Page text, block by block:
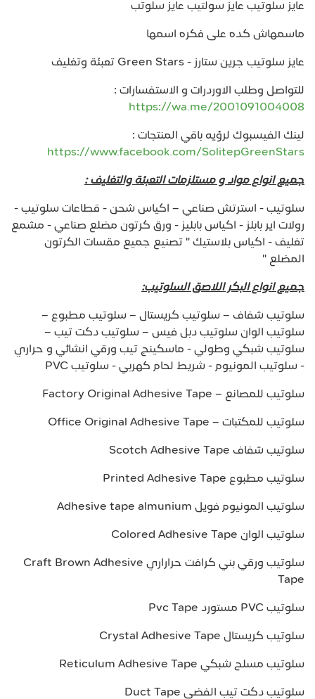
عايز سلوتيب عايز سولتيب عايز سلوتب
ماسمهاش كده على فكره اسمها
عايز سلوتيب جرين ستارز - Green Stars تعبئة وتغليف
للتواصل وطلب الاوردرات و الاستفسارات :
https://wa.me/2001091004008
لينك الفيسبوك لرؤيه باقي المنتجات :
https://www.facebook.com/SolitepGreenStars
جميع انواع مواد و مستلزمات التعبئة والتغليف :
سلوتيب - استرتش صناعي – اكياس شحن - قطاعات سلوتيب -
رولات اير بابلز - اكياس بابليز - ورق كرتون مضلع صناعي - مشمع
تغليف - اكياس بلاستيك " تصنيع جميع مقسات الكرتون
المضلع "
جميع انواع البكر اللاصق السلوتيب:
سلوتيب شفاف – سلوتيب كريستال – سلوتيب مطبوع –
سلوتيب الوان سلوتيب دبل فيس – سلوتيب دكت تيب –
سلوتيب شبكي وطولي - ماسكينج تيب ورقي انشائي و حراري
- سلوتيب المونيوم - شريط لحام كهربي - سلوتيب PVC
سلوتيب للمصانع – Factory Original Adhesive Tape
سلوتيب للمكتبات – Office Original Adhesive Tape
سلوتيب شفاف Scotch Adhesive Tape
سلوتيب مطبوع Printed Adhesive Tape
سلوتيب المونيوم فويل Adhesive tape almunium
سلوتيب الوان Colored Adhesive Tape
سلوتيب ورقي بني كرافت حراراري Craft Brown Adhesive
Tape
سلوتيب PVC مستورد Pvc Tape
سلوتيب كريستال Crystal Adhesive Tape
سلوتيب مسلح شبكي Reticulum Adhesive Tape
سلوتيب دكت تيب الفضي Duct Tape